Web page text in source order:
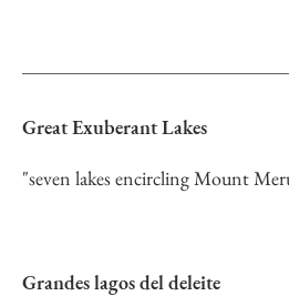
Great Exuberant Lakes
"seven lakes encircling Mount
Grandes lagos del deleite